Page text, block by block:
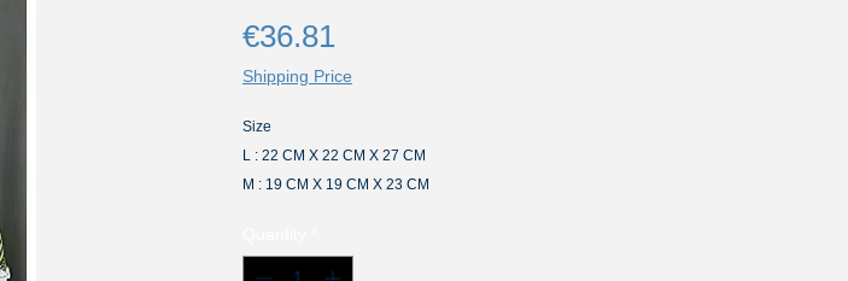
€36.81Price
Shipping Price
Size
L : 22 CM X 22 CM X 27 CM
M : 19 CM X 19 CM X 23 CM